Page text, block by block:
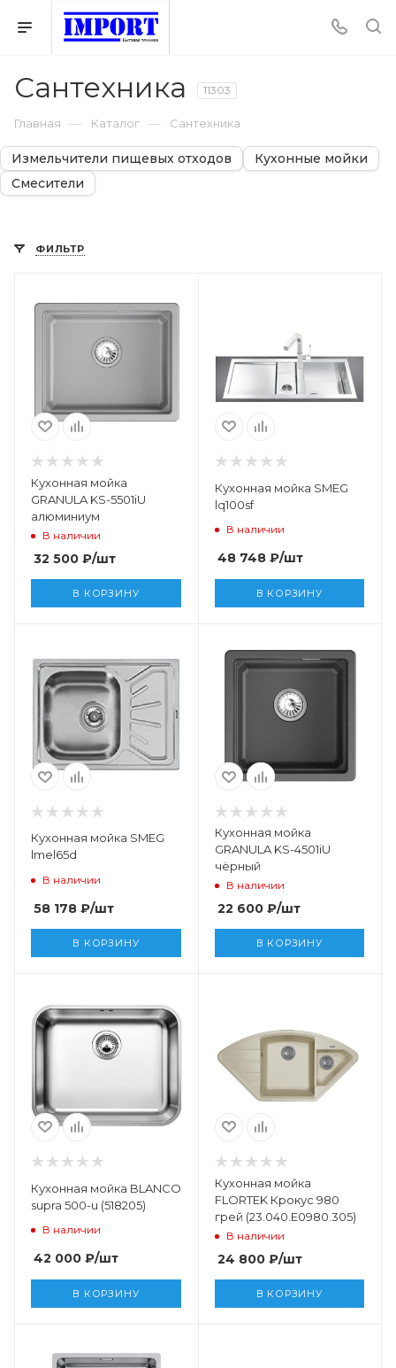
Сантехника 11303
Главная — Каталог — Сантехника
Измельчители пищевых отходов
Кухонные мойки
Смесители
ФИЛЬТР
Кухонная мойка
GRANULA KS-5501iU
алюминиум
В наличии
32 500 ₽/шт
В КОРЗИНУ
Кухонная мойка SMEG
lq100sf
В наличии
48 748₽/шт
В КОРЗИНУ
Кухонная мойка SMEG
lmel65d
В наличии
58 178 ₽/шт
В КОРЗИНУ
Кухонная мойка
GRANULA KS-4501iU
чёрный
В наличии
22 600₽/шт
В КОРЗИНУ
Кухонная мойка BLANCO
supra 500-u (518205)
В наличии
42 000 ₽/шт
В КОРЗИНУ
Кухонная мойка
FLORTEK Крокус 980
грей (23.040.E0980.305)
В наличии
24 800₽/шт
В КОРЗИНУ